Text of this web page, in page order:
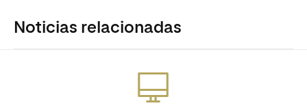
Noticias relacionadas